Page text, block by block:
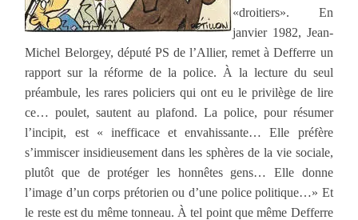
«droitiers». En
janvier 1982, Jean-
Michel Belorgey, député PS de l’Allier, remet à Defferre un
rapport sur la réforme de la police. À la lecture du seul
préambule, les rares policiers qui ont eu le privilège de lire
ce… poulet, sautent au plafond. La police, pour résumer
l’incipit, est « inefficace et envahissante… Elle préfère
s’immiscer insidieusement dans les sphères de la vie sociale,
plutôt que de protéger les honnêtes gens… Elle donne
l’image d’un corps prétorien ou d’une police politique…» Et
le reste est du même tonneau. À tel point que même Defferre